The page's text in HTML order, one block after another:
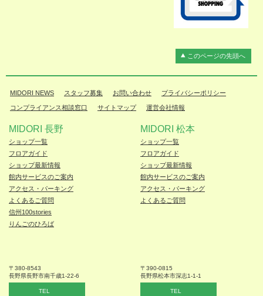
このページの先頭へ
MIDORI NEWS スタッフ募集 お問い合わせ プライバシーポリシー
コンプライアンス相談窓口 サイトマップ 運営会社情報
MIDORI 長野
ショップ一覧
フロアガイド
ショップ最新情報
館内サービスのご案内
アクセス・パーキング
よくあるご質問
信州100stories
りんごのひろば
〒380-8543
長野県長野市南千歳1-22-6
TEL
MIDORI 松本
ショップ一覧
フロアガイド
ショップ最新情報
館内サービスのご案内
アクセス・パーキング
よくあるご質問
〒390-0815
長野県松本市深志1-1-1
TEL